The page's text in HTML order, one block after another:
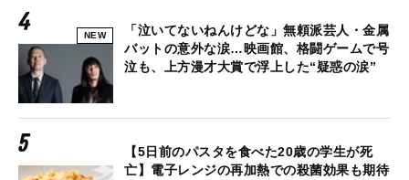
NEW
「泣いてないねんけどな」無頼派芸人・金属
バットの意外な涙…映画館、格闘ゲームで号
泣も、上方漫才大賞で浮上した“疑惑の涙”
【5日前のパスタを食べた20歳の学生が死
亡】電子レンジの再加熱での殺菌効果も期待